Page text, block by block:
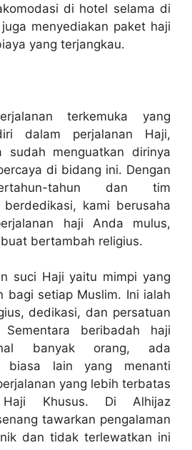
di hotel selama di
menyediakan paket haji
yang terjangkau.
terkemuka yang
dalam perjalanan Haji,
sudah menguatkan dirinya
di bidang ini. Dengan
tahun dan tim
kami berusaha
haji Anda mulus,
bertambah religius.
suci Haji yaitu mimpi yang
bagi setiap Muslim. Ini ialah
dedikasi, dan persatuan
beribadah haji
banyak orang, ada
biasa lain yang menanti
yang lebih terbatas
Khusus. Di Alhijaz
tawarkan pengalaman
dan tidak terlewatkan ini